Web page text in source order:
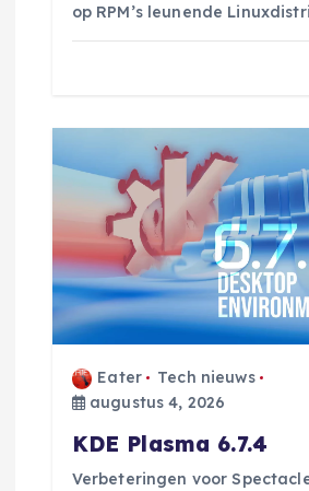
op RPM’s leunende
Eater
Tech nieuws
augustus 4, 2026
KDE Plasma 6.7.4
Verbeteringen voor